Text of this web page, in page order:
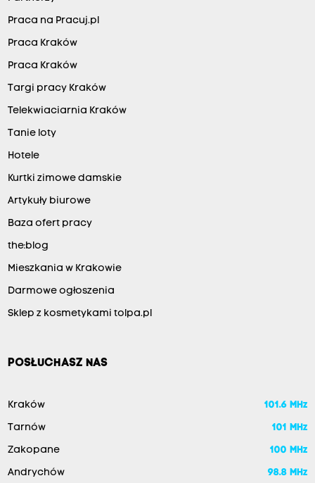
Praca na Pracuj.pl
Praca Kraków
Praca Kraków
Targi pracy Kraków
Telekwiaciarnia Kraków
Tanie loty
Hotele
Kurtki zimowe damskie
Artykuły biurowe
Baza ofert pracy
the:blog
Mieszkania w Krakowie
Darmowe ogłoszenia
Sklep z kosmetykami tolpa.pl
POSŁUCHASZ NAS
Kraków 101.6 MHz
Tarnów 101 MHz
Zakopane 100 MHz
Andrychów 98.8 MHz